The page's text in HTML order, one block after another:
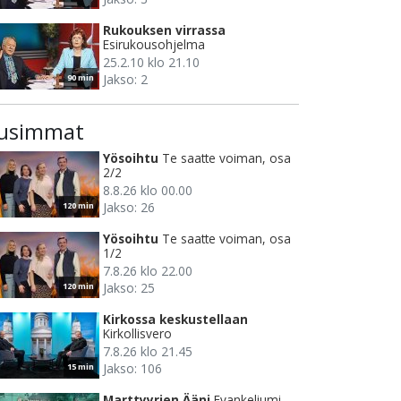
90 min
Rukouksen virrassa
Esirukousohjelma
25.2.10 klo 21.10
Jakso: 2
120 min
Yösoihtu Te saatte voiman, osa
2/2
8.8.26 klo 00.00
Jakso: 26
120 min
Yösoihtu Te saatte voiman, osa
1/2
7.8.26 klo 22.00
Jakso: 25
15 min
Kirkossa keskustellaan
Kirkollisvero
7.8.26 klo 21.45
Jakso: 106